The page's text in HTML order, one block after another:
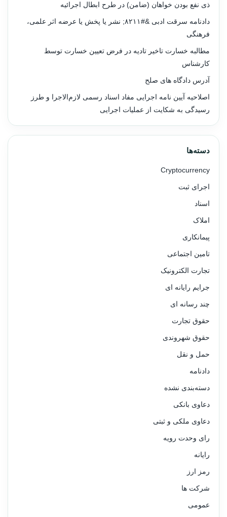
ذی نفع بودن خواهان (ضامن) در طرح ابطال اجرائیه
دادنامه سرقت ادبی &#۸۲۱۱; نشر یا پخش یا عرضه اثر علمی،
فرهنگی
مطالبه خسارت تاخیر تادیه در فرض تعیین خسارت توسط
کارشناس
آدرس دادگاه های صلح
اصلاحیه آیین نامه اجرایی مفاد اسناد رسمی لازم‌الاجرا و طرز
رسیدگی به شکایت از عملیات اجرایی
دسته‌ها
Cryptocurrency
اجرای ثبت
اسناد
املاک
پیمانکاری
تامین اجتماعی
تجارت الکترونیک
جرایم رایانه ای
چند رسانه ای
حقوق تجارت
حقوق شهروندی
حمل و نقل
دادنامه
دسته‌بندی نشده
دعاوی بانکی
دعاوی ملکی و ثبتی
رای وحدت رویه
رایانه
رمز ارز
شرکت ها
عمومی